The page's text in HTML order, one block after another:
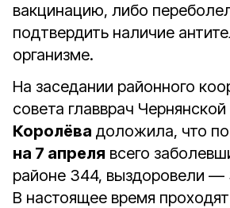
вакцинацию, либо
подтвердить наличие
организме.
На заседании районного
совета главврач
Королёва доложила, что
на 7 апреля всего
районе 344, выздоровели —
В настоящее время